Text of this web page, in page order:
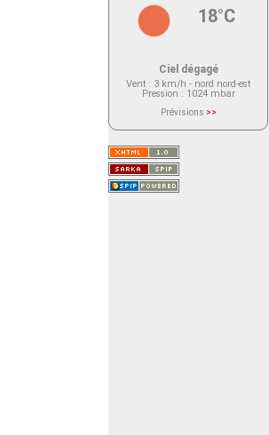
18°C
Ciel dégagé
Vent : 3 km/h - nord nord-est
Pression : 1024 mbar
Prévisions >>
actuellement aucune prévision
Saint-Nom.
Veuillez consulter le message du
service ci-dessous.
(401 - Invalid API key. Please see
https://openweathermap.org/faq#error401